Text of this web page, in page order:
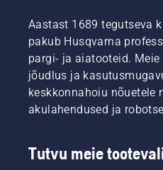
Aastast 1689 tegutseva
pakub Husqvarna
pargi- ja aiatooteid.
jõudlus ja
keskkonnahoiu nõuetele
akulahendused ja
Tutvu meie